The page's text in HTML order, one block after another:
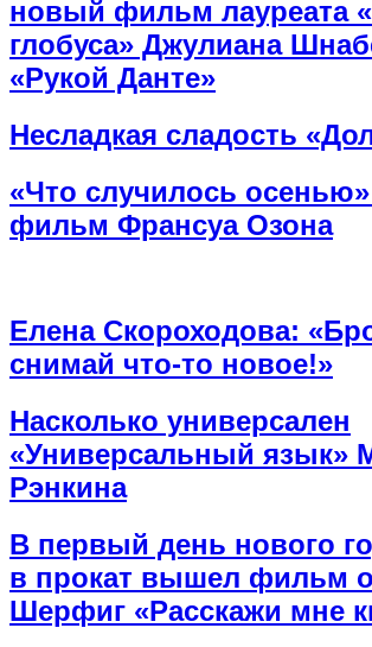
новый фильм лауреата
глобуса» Джулиана
«Рукой Данте»
Несладкая сладость
«Что случилось
фильм Франсуа Озона
Елена Скороходова:
снимай что-то новое!»
Насколько универсален
«Универсальный язык»
Рэнкина
В первый день нового
в прокат вышел фильм
Шерфиг «Расскажи мне